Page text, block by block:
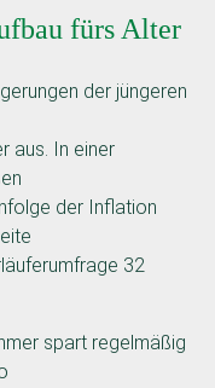
fürs Alter
der jüngeren
aus. In einer
der Inflation
32
spart regelmäßig